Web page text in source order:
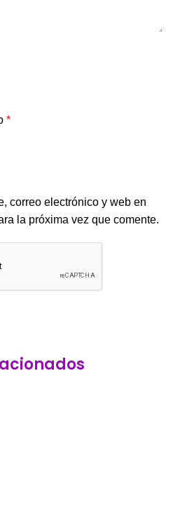
*
correo electrónico y web en
la próxima vez que comente.